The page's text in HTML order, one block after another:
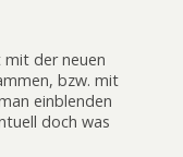
der neuen
bzw. mit
einblenden
doch was